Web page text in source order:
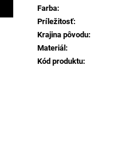
Farba:
Príležitosť:
Krajina pôvodu:
Materiál:
Kód produktu: